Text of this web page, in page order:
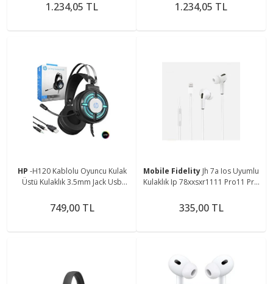
GÖRÜŞMESİ MESAJ BİLDİRİM
MÜZİK
1.234,05 TL
MÜZİK SPOR UYKU MODU NABIZ
ÖLÇME
1.234,05 TL
HP -H120 Kablolu Oyuncu Kulak
Üstü Kulaklık 3.5mm Jack Usb
749,00 TL
Mobile Fidelity Jh 7a Ios Uyumlu
Kulaklık Ip 78xxsxr1111 Pro11 Pro
335,00 TL